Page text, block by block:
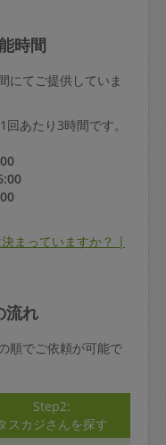
時間
にてご提供していま
あたり3時間です。
まっていますか？ |
流れ
順でご依頼が可能で
Step2:
スカジさんを探す